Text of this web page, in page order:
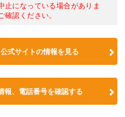
になっている場合がありま
認ください。
式サイトの情報を見る
報、電話番号を確認する